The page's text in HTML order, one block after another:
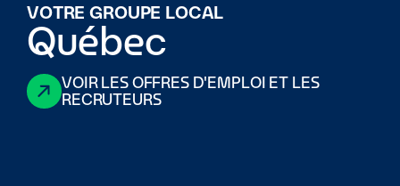
VOTRE GROUPE LOCAL
Québec
VOIR LES OFFRES D'EMPLOI ET LES
RECRUTEURS